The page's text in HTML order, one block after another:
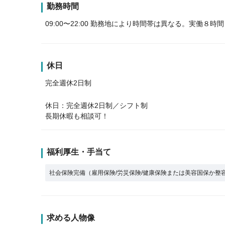
勤務時間
09:00〜22:00 勤務地により時間帯は異なる。実働８時間
休日
完全週休2日制
休日：完全週休2日制／シフト制
長期休暇も相談可！
福利厚生・手当て
社会保険完備（雇用保険/労災保険/健康保険または美容国保か整
求める人物像